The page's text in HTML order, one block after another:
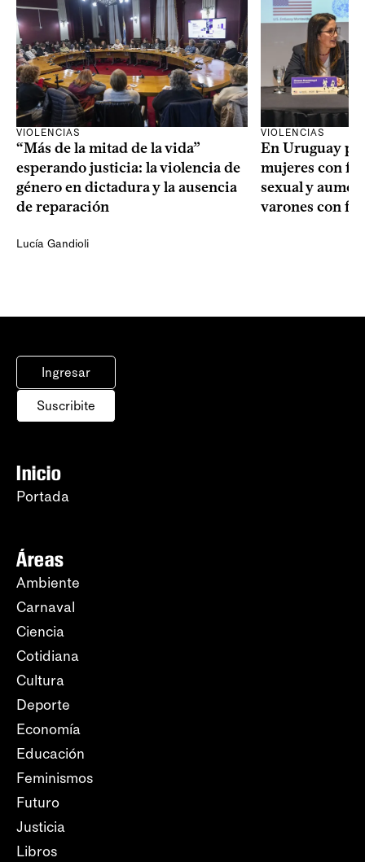
VIOLENCIAS
“Más de la mitad de la vida”
esperando justicia: la violencia de
género en dictadura y la ausencia
de reparación
Lucía Gandioli
VIOLENCIAS
En Uruguay
mujeres con
sexual y
varones con
Ingresar
Suscribite
Inicio
Portada
Áreas
Ambiente
Carnaval
Ciencia
Cotidiana
Cultura
Deporte
Economía
Educación
Feminismos
Futuro
Justicia
Libros